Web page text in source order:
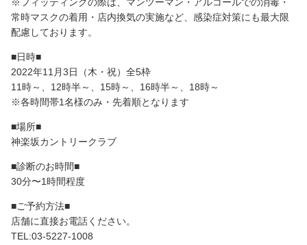
常時マスクの着用・店内換気の実施など、感染症対策にも最大限
配慮しております。
■日時■
2022年11月3日（木・祝）全5枠
11時～、12時半～、15時～、16時半～、18時～
※各時間帯1名様のみ・先着順となります
■場所■
神楽坂カントリークラブ
■診断のお時間■
30分〜1時間程度
■ご予約方法■
店舗に直接お電話ください。
TEL:03-5227-1008